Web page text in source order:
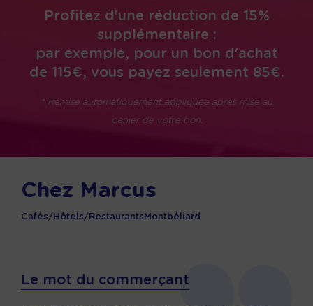
Profitez d'une réduction de 15%
supplémentaire :
par exemple, pour un bon d'achat
de 115€, vous payez seulement 85€.
* Remise automatiquement appliquée après mise au
panier de votre bon.
Chez Marcus
Cafés/Hôtels/Restaurants Montbéliard
Le mot du commerçant